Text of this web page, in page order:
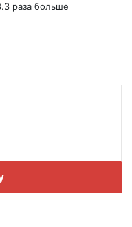
раза больше